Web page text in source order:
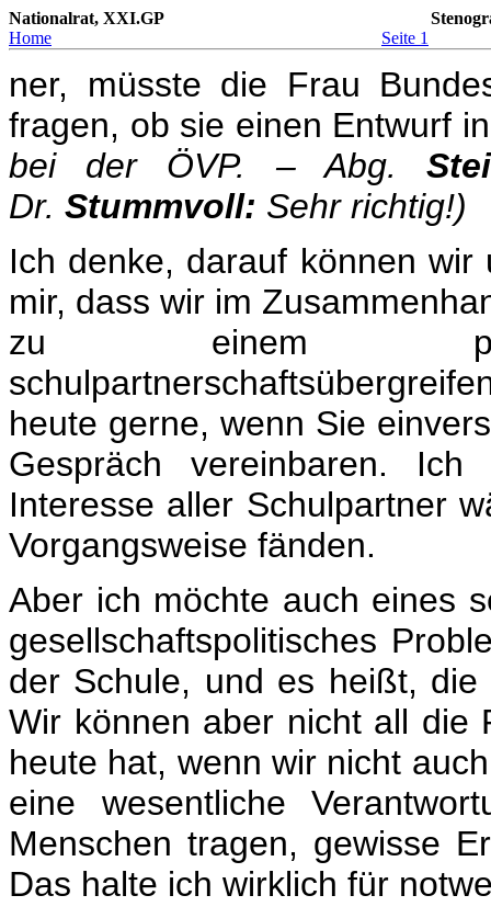
Nationalrat, XXI.GP
Home
Seite 1
ner, müsste die Frau
fragen, ob sie einen Entwurf
bei der ÖVP. – Abg.
Dr. Stummvoll: Sehr richtig!)
Ich denke, darauf können
mir, dass wir im
zu einem
heute gerne, wenn Sie
Gespräch vereinbaren.
Interesse aller Schulpartner
Vorgangsweise fänden.
Aber ich möchte auch eines
gesellschaftspolitisches
der Schule, und es heißt,
Wir können aber nicht all die
heute hat, wenn wir nicht
eine wesentliche
Menschen tragen, gewisse
Das halte ich wirklich für